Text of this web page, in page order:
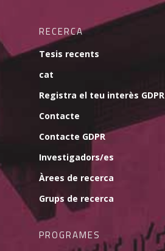
RECERCA
Tesis recents
cat
Registra el teu interès GDPR
Contacte
Contacte GDPR
Investigadors/es
Àrees de recerca
Grups de recerca
PROGRAMES